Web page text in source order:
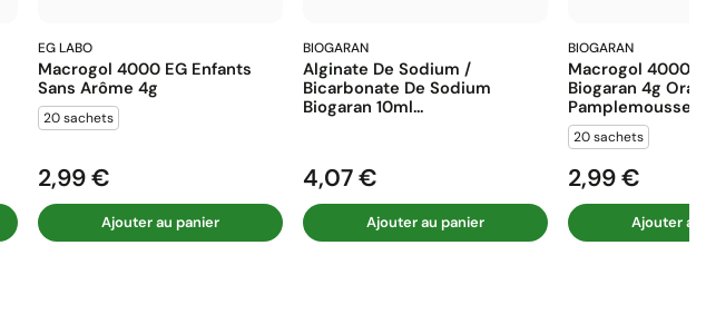
EG LABO
Macrogol 4000 EG Enfants
Sans Arôme 4g
20 sachets
Prix
2,99 €
Ajouter au panier
BIOGARAN
Alginate De Sodium /
Bicarbonate De Sodium
Biogaran 10ml...
Prix
4,07 €
Ajouter au panier
BIOGARAN
Macrogol 4000
Biogaran 4g
Pamplemousse...
20 sachets
Prix
2,99 €
Ajouter au